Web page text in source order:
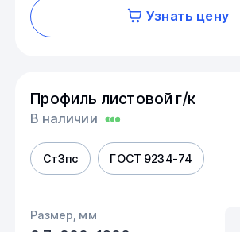
Узнать цену
Профиль листовой г/к
В наличии
Ст3пс ГОСТ 9234-74
Размер, мм